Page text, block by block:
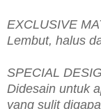
EXCLUSIVE
Lembut, halus
SPECIAL
Didesain untuk
yang sulit